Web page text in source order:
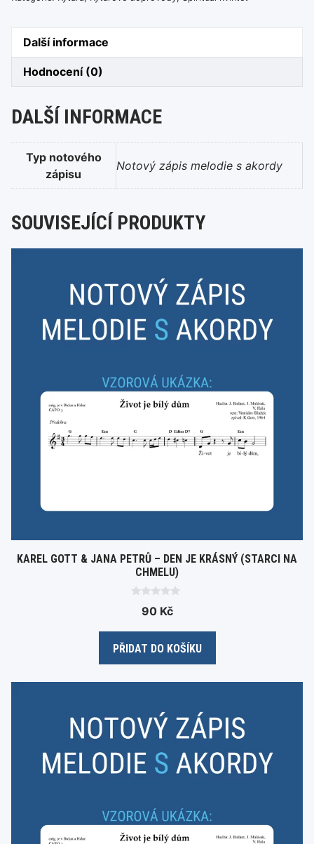
Další informace
Hodnocení (0)
DALŠÍ INFORMACE
Typ notového
zápisu
Notový zápis melodie s akordy
SOUVISEJÍCÍ PRODUKTY
KAREL GOTT & JANA PETRŮ – DEN JE KRÁSNÝ (STARCI NA
CHMELU)
t
f
90 Kč
PŘIDAT DO KOŠÍKU